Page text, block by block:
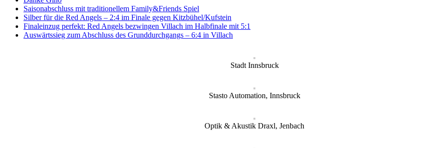
Saisonabschluss mit traditionellem Family&Friends Spiel
Silber für die Red Angels – 2:4 im Finale gegen Kitzbühel/Kufstein
Finaleinzug perfekt: Red Angels bezwingen Villach im Halbfinale mit 5:1
Auswärtssieg zum Abschluss des Grunddurchgangs – 6:4 in Villach
Stadt Innsbruck
Stasto Automation, Innsbruck
Optik & Akustik Draxl, Jenbach